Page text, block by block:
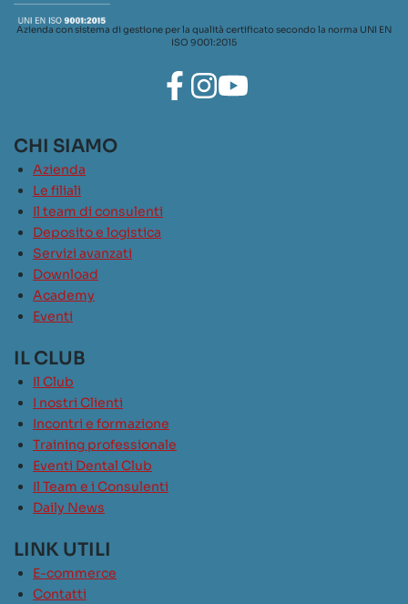
Azienda con sistema di gestione per la qualità certificato secondo la norma UNI EN
ISO 9001:2015
CHI SIAMO
Azienda
Le filiali
Il team di consulenti
Deposito e logistica
Servizi avanzati
Download
Academy
Eventi
IL CLUB
Il Club
I nostri Clienti
Incontri e formazione
Training professionale
Eventi Dental Club
Il Team e i Consulenti
Daily News
LINK UTILI
E-commerce
Contatti